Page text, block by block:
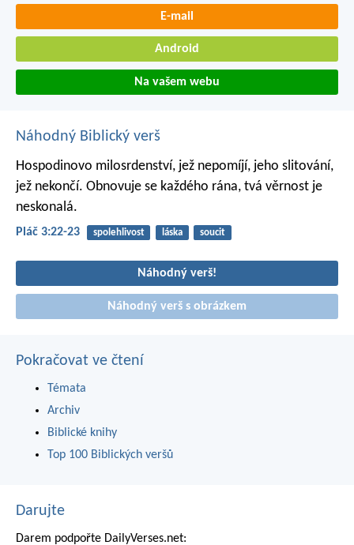
E-mail
Android
Na vašem webu
Náhodný Biblický verš
Hospodinovo milosrdenství, jež nepomíjí, jeho slitování,
jež nekončí. Obnovuje se každého rána, tvá věrnost je
neskonalá.
Pláč 3:22-23 spolehlivost láska soucit
Náhodný verš!
Náhodný verš s obrázkem
Pokračovat ve čtení
Témata
Archiv
Biblické knihy
Top 100 Biblických veršů
Darujte
Darem podpořte DailyVerses.net: